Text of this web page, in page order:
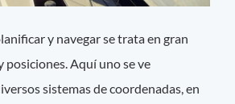
y navegar se trata en gran
posiciones. Aquí uno se ve
sistemas de coordenadas, en